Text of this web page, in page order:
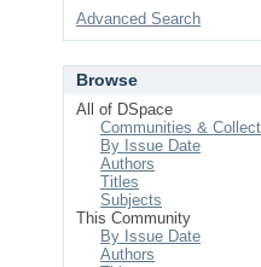
Advanced Search
Browse
All of DSpace
Communities &
By Issue Date
Authors
Titles
Subjects
This Community
By Issue Date
Authors